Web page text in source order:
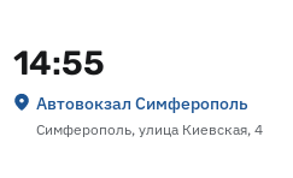
14:55
Автовокзал Симферополь
Симферополь, улица Киевская, 4